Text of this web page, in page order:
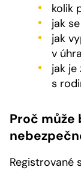
kolik
jak
jak
v
jak
s
Proč může
Registrované